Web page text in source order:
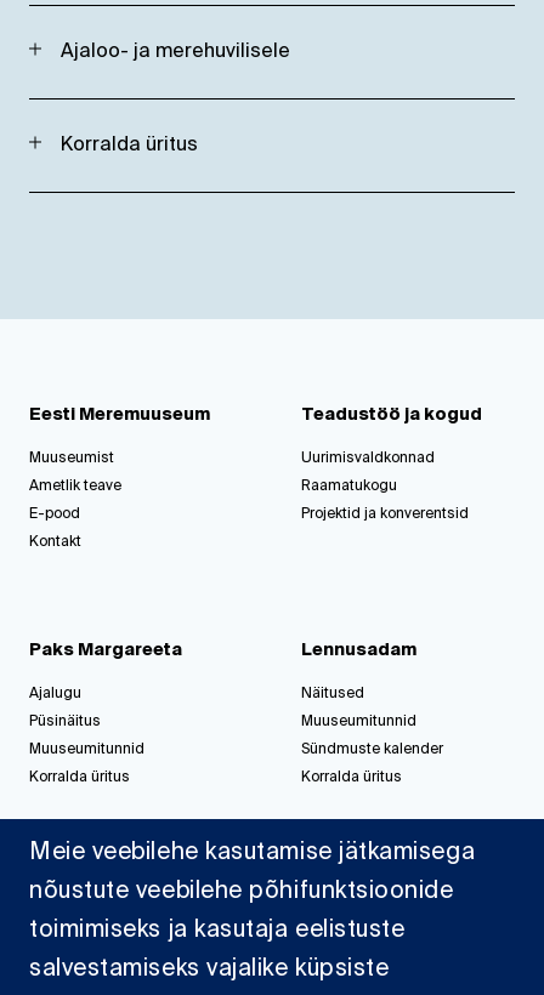
Ajaloo- ja merehuvilisele
Korralda üritus
Eesti Meremuuseum
Muuseumist
Ametlik teave
E-pood
Kontakt
Teadustöö ja kogud
Uurimisvaldkonnad
Raamatukogu
Projektid ja konverentsid
Paks Margareeta
Ajalugu
Püsinäitus
Muuseumitunnid
Korralda üritus
Lennusadam
Näitused
Muuseumitunnid
Sündmuste kalender
Korralda üritus
Jahisadam
Sadamast
Projektid
Meie veebilehe kasutamise jätkamisega
nõustute veebilehe põhifunktsioonide
toimimiseks ja kasutaja eelistuste
salvestamiseks vajalike küpsiste